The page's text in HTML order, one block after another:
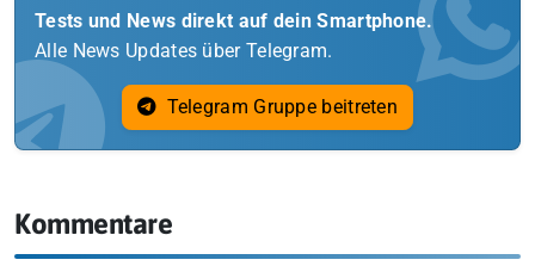
Tests und News direkt auf dein Smartphone.
Alle News Updates über Telegram.
Telegram Gruppe beitreten
Kommentare